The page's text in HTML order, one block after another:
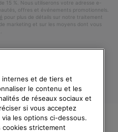
15 %. Nous utiliserons votre adresse e-
offres et événements promotionnels.
pour plus de détails sur notre traitement
marketing et sur les moyens dont vous
internes et de tiers et
le contenu et les
de réseaux sociaux et
si vous acceptez
les options ci-dessous.
cookies strictement